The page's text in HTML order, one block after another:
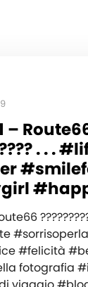
–
. . .
#felicità
fotografia